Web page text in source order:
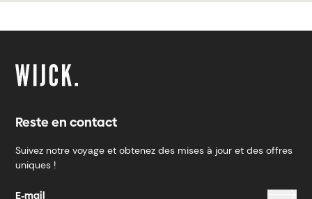
Reste en contact
Suivez notre voyage et obtenez des mises à jour et des offres
uniques !